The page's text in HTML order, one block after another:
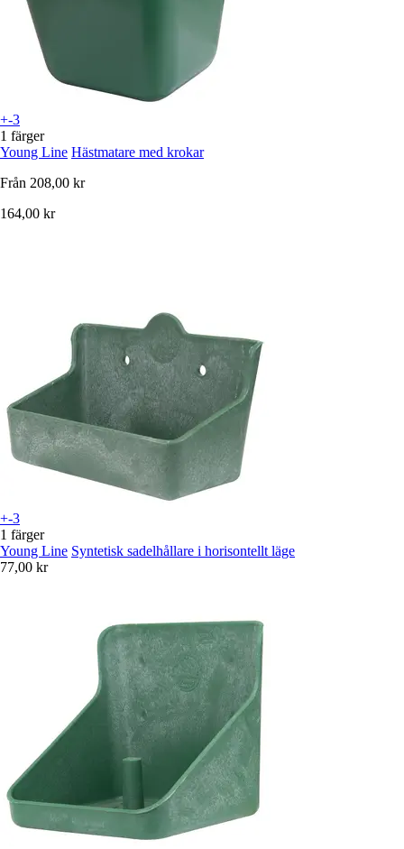
+-3
1 färger
Young Line Hästmatare med krokar
Från 208,00 kr
164,00 kr
+-3
1 färger
Young Line Syntetisk sadelhållare i horisontellt läge
77,00 kr